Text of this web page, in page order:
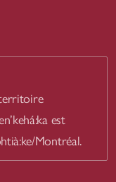
est
Montréal.